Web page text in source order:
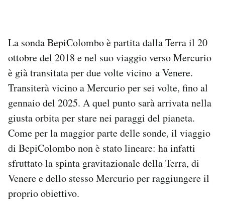
La sonda BepiColombo è partita dalla Terra il 20
ottobre del 2018 e nel suo viaggio verso Mercurio
è già transitata per due volte vicino a Venere.
Transiterà vicino a Mercurio per sei volte, fino al
gennaio del 2025. A quel punto sarà arrivata nella
giusta orbita per stare nei paraggi del pianeta.
Come per la maggior parte delle sonde, il viaggio
di BepiColombo non è stato lineare: ha infatti
sfruttato la spinta gravitazionale della Terra, di
Venere e dello stesso Mercurio per raggiungere il
proprio obiettivo.